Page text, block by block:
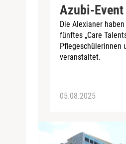
Azubi-Event
Die Alexianer
fünftes „Care
Pflegeschülerinnen
veranstaltet.
05.08.2025